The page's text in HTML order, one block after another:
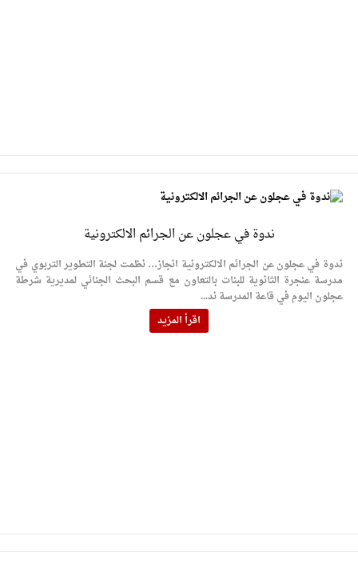
ندوة في عجلون عن الجرائم الالكترونية
ندوة في عجلون عن الجرائم الالكترونية انجاز… نظمت لجنة التطوير التربوي في
مدرسة عنجرة الثانوية للبنات بالتعاون مع قسم البحث الجنائي لمديرية شرطة
عجلون اليوم في قاعة المدرسة ند...
اقرأ المزيد